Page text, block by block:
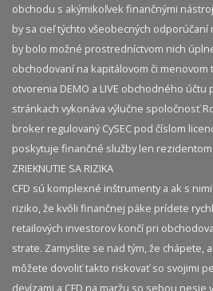
obchodu s akýmikoľvek finančnými
by sa cieľ týchto všeobecných
by bolo možné prostredníctvom nich
obchodovaní na kapitálovom či
otvorenia DEMO a LIVE obchodného
stránkach vykonáva výlučne spoločnosť
broker regulovaný CySEC pod číslom
poskytuje finančné služby len rezidentom
ZRIEKNUTIE SA RIZIKA
CFD sú komplexné inštrumenty a ak s
riziko, že kvôli finančnej páke prídete
retailových investorov končí pri
strate. Zamyslite se nad tým, že chápete,
môžete dovoliť takto riskovať so svojimi
devízami a CFD na maržu so sebou nesie